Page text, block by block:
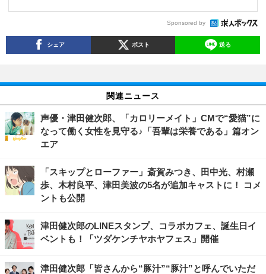
Sponsored by
シェア ポスト 送る
関連ニュース
声優・津田健次郎、「カロリーメイト」CMで“愛猫”に
なって働く女性を見守る♪「吾輩は栄養である」篇オン
エア
「スキップとローファー」斎賀みつき、田中光、村瀬
歩、木村良平、津田美波の5名が追加キャストに！ コメ
ントも公開
津田健次郎のLINEスタンプ、コラボカフェ、誕生日イ
ベントも！「ツダケンチヤホヤフェス」開催
津田健次郎「皆さんから“豚汁”“豚汁”と呼んでいただ